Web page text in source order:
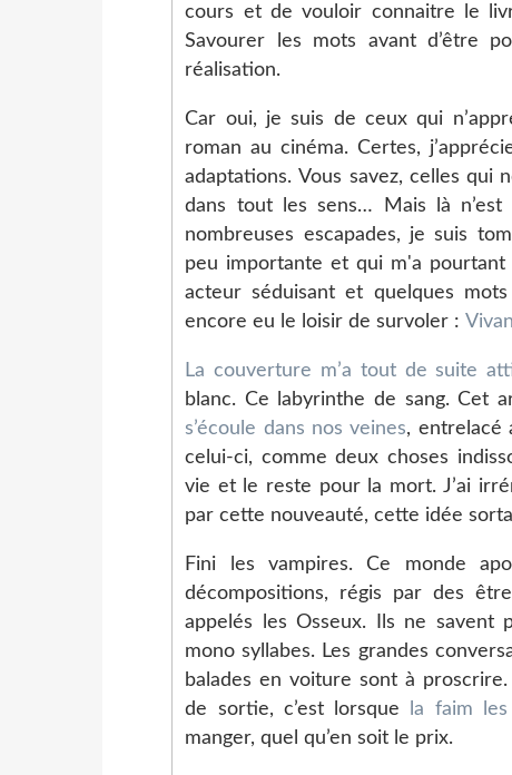
cours et de vouloir connaitre le
Savourer les mots avant d’être
réalisation.
Car oui, je suis de ceux qui
roman au cinéma. Certes,
adaptations. Vous savez, celles
dans tout les sens… Mais là
nombreuses escapades, je suis
peu importante et qui m'a pourtant
acteur séduisant et quelques
encore eu le loisir de survoler :
La couverture m’a tout de suite
blanc. Ce labyrinthe de sang. Cet
s’écoule dans nos veines, entrelacé
celui-ci, comme deux choses
vie et le reste pour la mort. J’ai
par cette nouveauté, cette idée
Fini les vampires. Ce monde
décompositions, régis par des
appelés les Osseux. Ils ne savent
mono syllabes. Les grandes
balades en voiture sont à
de sortie, c’est lorsque
la faim les
manger, quel qu’en soit le prix.